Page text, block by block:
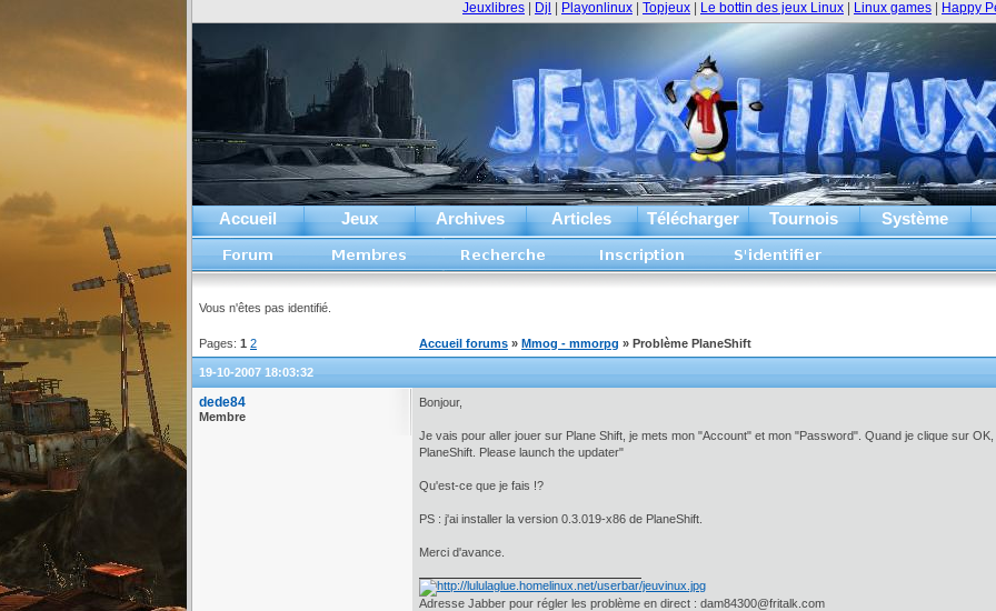
Accueil Jeux Archives Articles Télécharger Tournois Système
Jeuxlibres Djl Playonlinux Topjeux Le bottin des jeux Linux Linux games Happy
Vous n'êtes pas identifié.
Pages: 1 2 Accueil forums » Mmog - mmorpg » Problème PlaneShift
19-10-2007 18:03:32
dede84
Membre
Bonjour,
Je vais pour aller jouer sur Plane Shift, je mets mon "Account" et mon "Password". Quand je clique sur
PlaneShift. Please launch the updater"
Qu'est-ce que je fais !?
PS : j'ai installer la version 0.3.019-x86 de PlaneShift.
Merci d'avance.
Adresse Jabber pour régler les problème en direct : dam84300@fritalk.com